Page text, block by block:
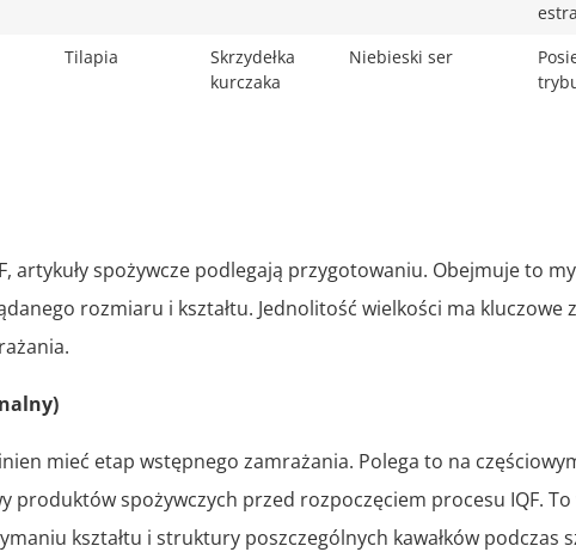
Tilapia
Skrzydełka
kurczaka
Niebieski ser
artykuły spożywcze podlegają przygotowaniu. Obejmuje to
rozmiaru i kształtu. Jednolitość wielkości ma kluczowe
mieć etap wstępnego zamrażania. Polega to na
produktów spożywczych przed rozpoczęciem procesu IQF.
kształtu i struktury poszczególnych kawałków podczas